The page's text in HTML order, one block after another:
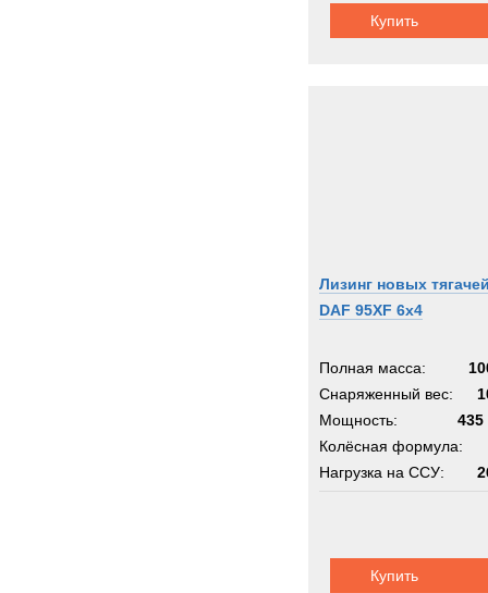
Купить
Лизинг новых
DAF 95XF 6x4
Полная масса:
Снаряженный вес:
Мощность:
435
Колёсная формула:
Нагрузка на ССУ:
Купить